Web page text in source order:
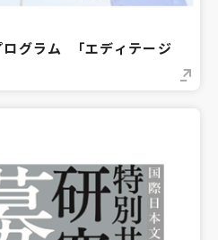
グラム 「エディテージ